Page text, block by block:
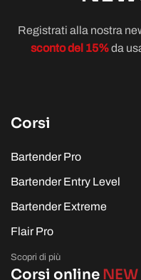
Registrati alla nostra
sconto del 15%da
Corsi
Bartender Pro
Bartender Entry Level
Bartender Extreme
Flair Pro
Scopri di più
Corsi online NEW